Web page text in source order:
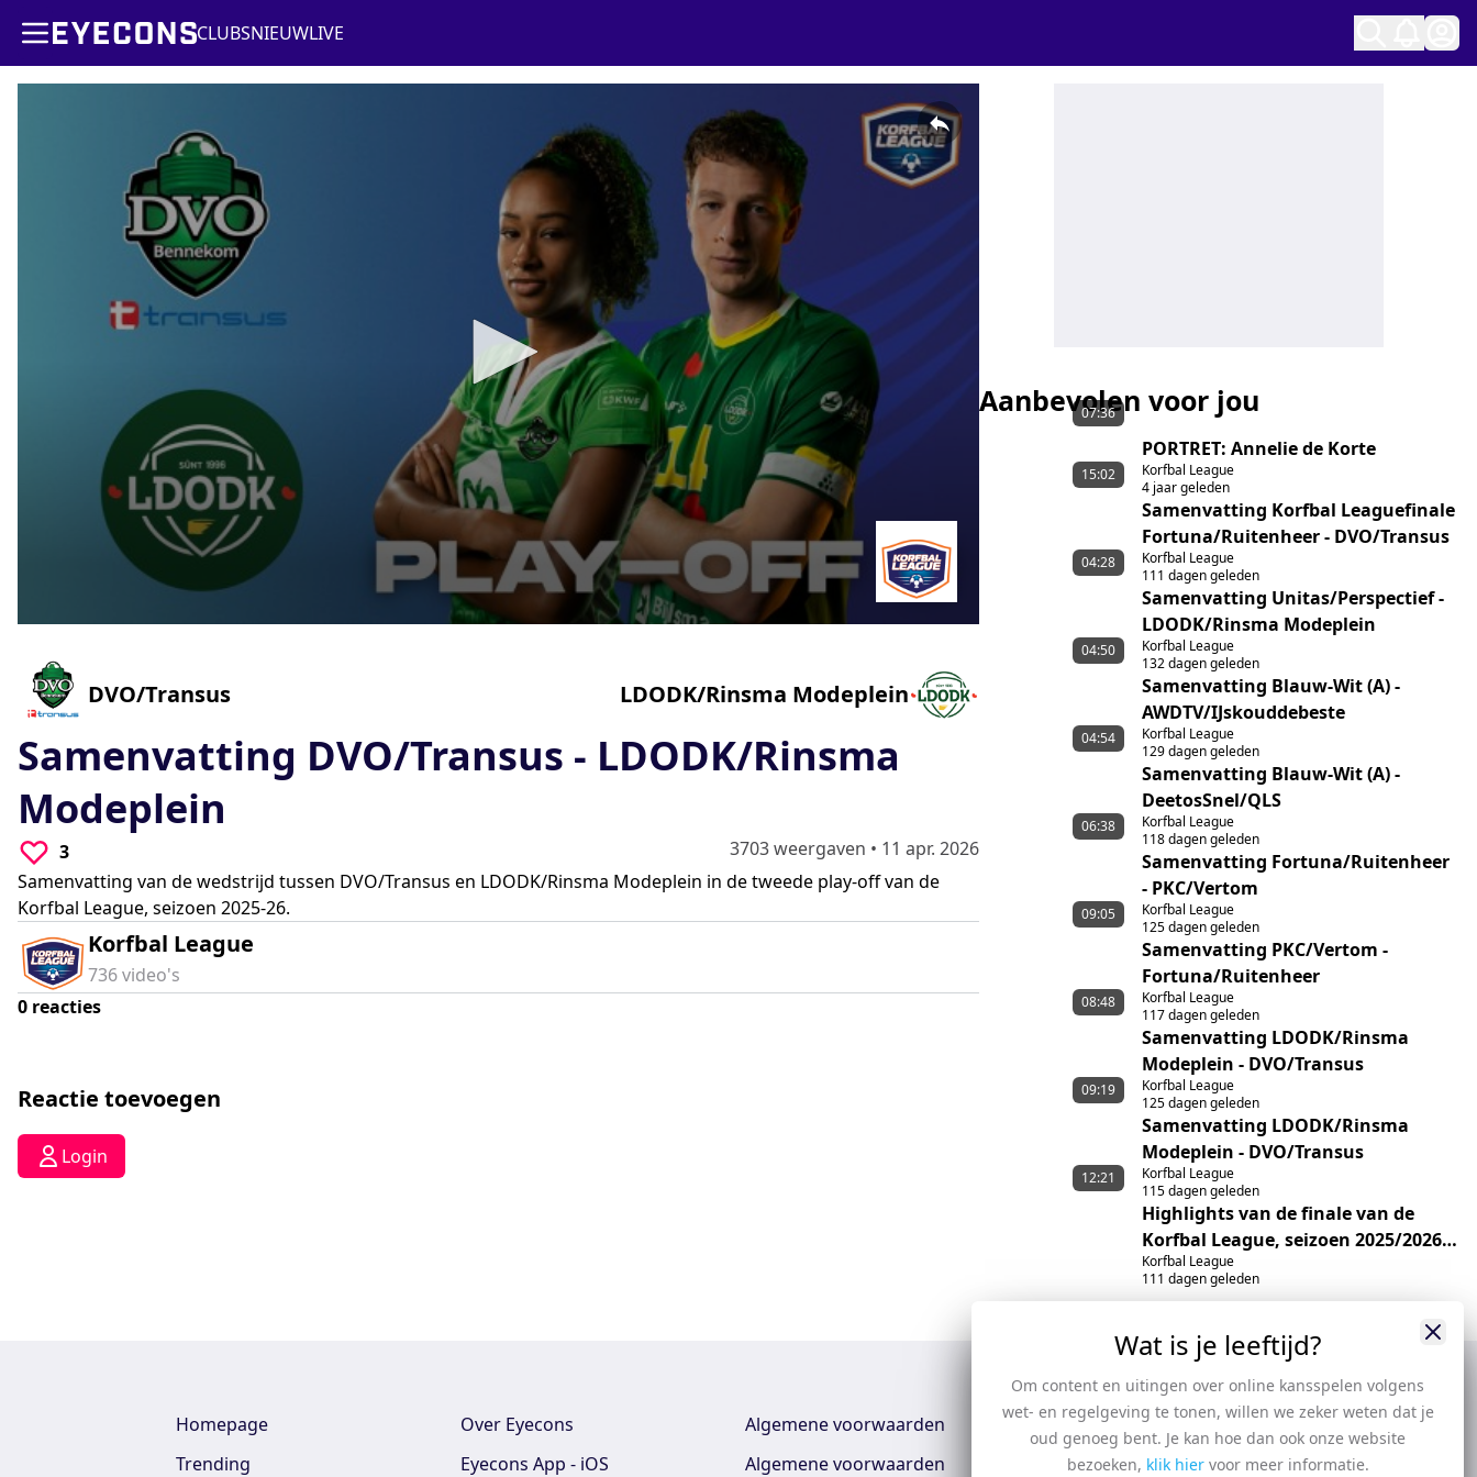
CLUBSNIEUWLIVE
seconds
Volume
90%
DVO/Transus LDODK/Rinsma Modeplein
Samenvatting DVO/Transus - LDODK/Rinsma
Modeplein
3 3703 weergaven • 11 apr. 2026
Samenvatting van de wedstrijd tussen DVO/Transus en LDODK/Rinsma Modeplein in de tweede play-off van de
Korfbal League, seizoen 2025-26.
Korfbal League
736video's
0 reacties
Reactie toevoegen
Login
Aanbevolen voor jou
07:36
PORTRET: Annelie de Korte
Korfbal League
4 jaar geleden
15:02
Samenvatting Korfbal Leaguefinale
Fortuna/Ruitenheer - DVO/Transus
Korfbal League
111 dagen geleden
04:28
Samenvatting Unitas/Perspectief -
LDODK/Rinsma Modeplein
Korfbal League
132 dagen geleden
04:50
Samenvatting Blauw-Wit (A) -
AWDTV/IJskouddebeste
Korfbal League
129 dagen geleden
04:54
Samenvatting Blauw-Wit (A) -
DeetosSnel/QLS
Korfbal League
118 dagen geleden
06:38
Samenvatting Fortuna/Ruitenheer
- PKC/Vertom
Korfbal League
125 dagen geleden
09:05
Samenvatting PKC/Vertom -
Fortuna/Ruitenheer
Korfbal League
117 dagen geleden
08:48
Samenvatting LDODK/Rinsma
Modeplein - DVO/Transus
Korfbal League
125 dagen geleden
09:19
Samenvatting LDODK/Rinsma
Modeplein - DVO/Transus
Korfbal League
115 dagen geleden
12:21
Highlights van de finale van de
Korfbal League, seizoen 2025/2026,
tussen Fortuna/Ruitenheer en
DVO/Transus
Korfbal League
111 dagen geleden
Homepage
Trending
Over Eyecons
Eyecons App - iOS
Algemene voorwaarden
Algemene voorwaarden
Wat is je leeftijd?
Om content en uitingen over online kansspelen volgens
wet- en regelgeving te tonen, willen we zeker weten dat je
oud genoeg bent. Je kan hoe dan ook onze website
bezoeken, klik hier voor meer informatie.